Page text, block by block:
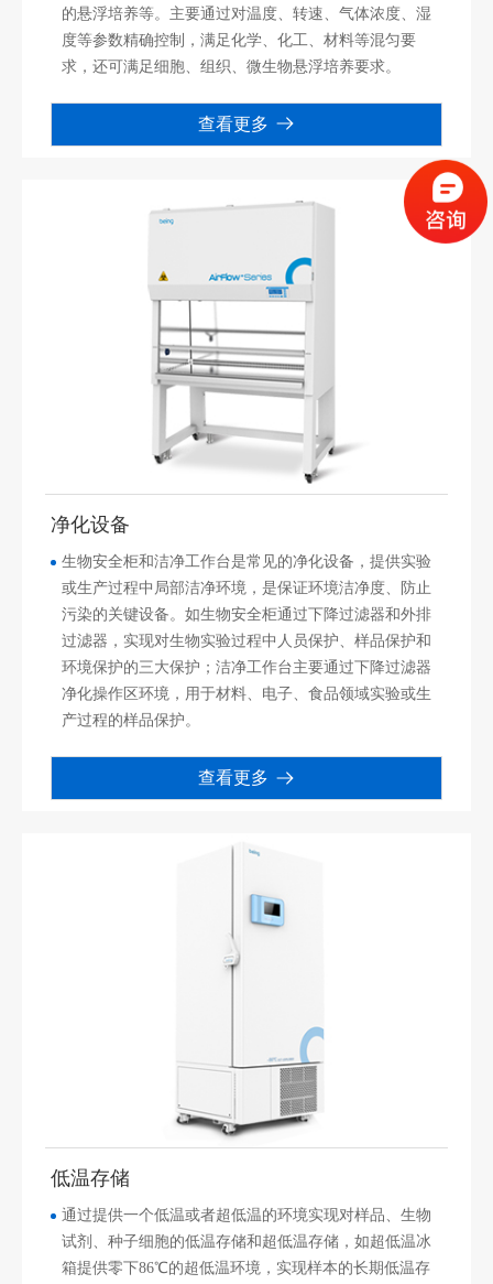
的悬浮培养等。主要通过对温度、转速、气体浓度、湿
度等参数精确控制，满足化学、化工、材料等混匀要
求，还可满足细胞、组织、微生物悬浮培养要求。
查看更多
净化设备
生物安全柜和洁净工作台是常见的净化设备，提供实验
或生产过程中局部洁净环境，是保证环境洁净度、防止
污染的关键设备。如生物安全柜通过下降过滤器和外排
过滤器，实现对生物实验过程中人员保护、样品保护和
环境保护的三大保护；洁净工作台主要通过下降过滤器
净化操作区环境，用于材料、电子、食品领域实验或生
产过程的样品保护。
查看更多
低温存储
通过提供一个低温或者超低温的环境实现对样品、生物
试剂、种子细胞的低温存储和超低温存储，如超低温冰
箱提供零下86℃的超低温环境，实现样本的长期低温存